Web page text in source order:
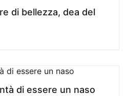
di bellezza, dea del
di essere un naso